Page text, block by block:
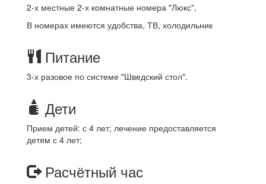
2-х местные 2-х комнатные номера "Люкс",
В номерах имеются удобства, ТВ, холодильник
Питание
3-х разовое по системе "Шведский стол".
Дети
Прием детей: с 4 лет; лечение предоставляется
детям с 4 лет;
Расчётный час